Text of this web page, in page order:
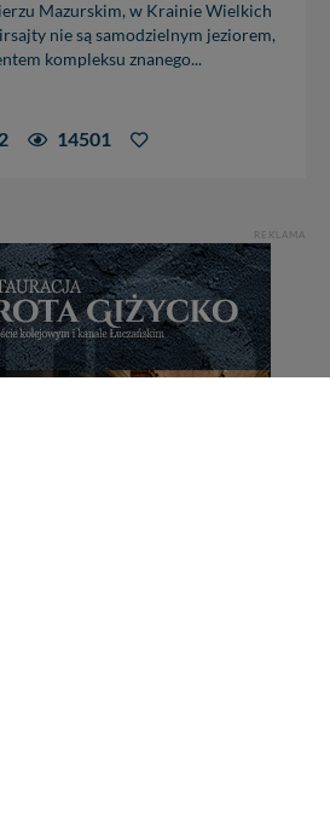
Mazurskim, w Krainie Wielkich
nie są samodzielnym jeziorem,
kompleksu znanego...
14501
REKLAMA